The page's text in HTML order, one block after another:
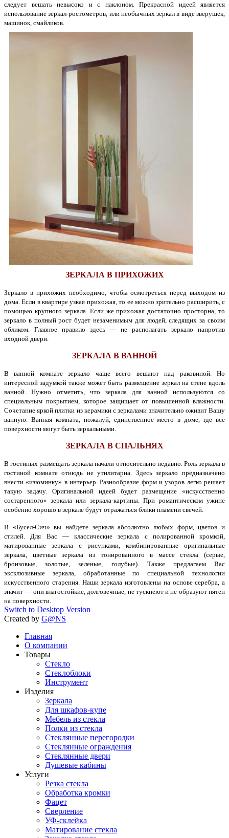
следует вешать невысоко и с наклоном. Прекрасной идеей является
использование зеркал-ростометров, или необычных зеркал в виде зверушек,
машинок, смайликов.
ЗЕРКАЛА В ПРИХОЖИХ
Зеркало в прихожих необходимо, чтобы осмотреться перед выходом из
дома. Если в квартире узкая прихожая, то ее можно зрительно расширить, с
помощью крупного зеркала. Если же прихожая достаточно просторна, то
зеркало в полный рост будет незаменимым для людей, следящих за своим
обликом. Главное правило здесь — не располагать зеркало напротив
входной двери.
ЗЕРКАЛА В ВАННОЙ
В ванной комнате зеркало чаще всего вешают над раковиной. Но
интересной задумкой также может быть размещение зеркал на стене вдоль
ванной. Нужно отметить, что зеркала для ванной используются со
специальным покрытием, которое защищает от повышенной влажности.
Сочетание яркой плитки из керамики с зеркалами значительно оживит Вашу
ванную. Ванная комната, пожалуй, единственное место в доме, где все
поверхности могут быть зеркальными.
ЗЕРКАЛА В СПАЛЬНЯХ
В гостиных размещать зеркала начали относительно недавно. Роль зеркала в
гостиной комнате отнюдь не утилитарна. Здесь зеркало предназначено
внести «изюминку» в интерьер. Разнообразие форм и узоров легко решает
такую задачу. Оригинальной идеей будет размещение «искусственно
состаренного» зеркала или зеркала-картины. При романтическом ужине
особенно хорошо в зеркале будут отражаться блики пламени свечей.
В «Бусел-Сич» вы найдете зеркала абсолютно любых форм, цветов и
стилей. Для Вас — классические зеркала с полированной кромкой,
матированные зеркала с рисунками, комбинированные оригинальные
зеркала, цветные зеркала из тонированного в массе стекла (серые,
бронзовые, золотые, зеленые, голубые). Также предлагаем Вас
эксклюзивные зеркала, обработанные по специальной технологии
искусственного старения. Наши зеркала изготовлены на основе серебра, а
значит — они влагостойкие, долговечные, не тускнеют и не образуют пятен
на поверхности.
Switch to Desktop Version
Created by G@NS
Главная
О компании
Товары
Стекло
Стеклоблоки
Инструмент
Изделия
Зеркала
Для шкафов-купе
Мебель из стекла
Полки из стекла
Стеклянные перегородки
Стеклянные ограждения
Стеклянные двери
Душевые кабины
Услуги
Резка стекла
Обработка кромки
Фацет
Сверление
УФ-склейка
Матирование стекла